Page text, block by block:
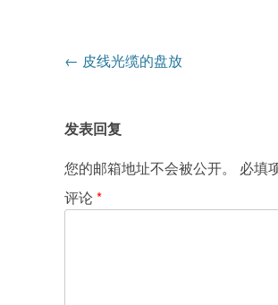
文
导
← 皮线光缆的盘放
发表回复
您的邮箱地址不会被公开。
必填
评论*